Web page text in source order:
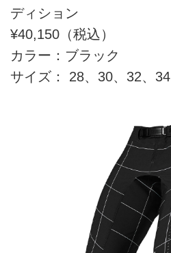
ディション
¥40,150（税込）
カラー：ブラック
サイズ： 28、30、32、34